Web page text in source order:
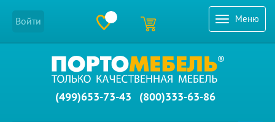
Меню
Войти
(499)653-73-43 (800)333-63-86